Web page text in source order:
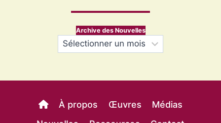
Archive des Nouvelles
Archives
À propos Œuvres
Médias